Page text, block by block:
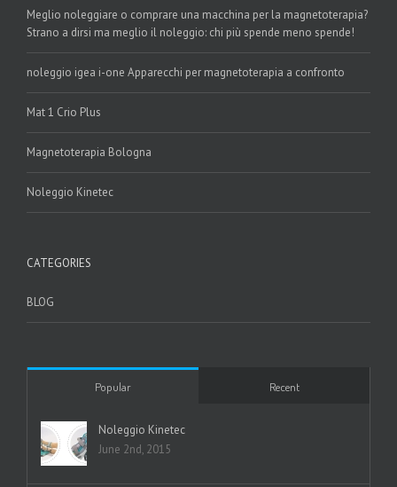
Meglio noleggiare o comprare una macchina per la magnetoterapia?
Strano a dirsi ma meglio il noleggio: chi più spende meno spende!
noleggio igea i-one Apparecchi per magnetoterapia a confronto
Mat 1 Crio Plus
Magnetoterapia Bologna
Noleggio Kinetec
CATEGORIES
BLOG
Popular Recent
Noleggio Kinetec
June 2nd, 2015